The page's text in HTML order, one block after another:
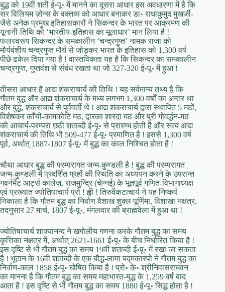
बुद्ध को 19वीं शती ई॰पू॰ में मानने का दूसरा आधार इस अवधारणा में है कि
सर विलियम ज़ोन्स के वक्तव्य को आधार बनाकर डा॰ राधाकुमुद मुखर्जी-
जैसे अनेक प्रमुख इतिहासकारों ने सिकन्दर के भारत पर आक्रमण की
यूनानी-तिथि को ‘भारतीय-इतिहास का मूलाधार’ मान लिया है !
फलस्वरूप सिकन्दर के समकालीन ‘चन्द्रगुप्त’ नामक राजा को
मौर्यवंशीय चन्द्रगुप्त मौर्य से जोड़कर भारत के इतिहास को 1,300 वर्ष
पीछे ढकेल दिया गया है ! वास्तविकता यह है कि सिकन्दर का समकालीन
चन्द्रगुप्त, गुप्तवंश से संबंध रखता था जो 327-320 ई॰पू॰ में हुआ !
तीसरा आधार है आद्य शंकराचार्य की तिथि ! यह सर्वमान्य तथ्य है कि
गौतम बुद्ध और आद्य शंकराचार्य के मध्य लगभग 1,300 वर्षों का अन्तर था
और बुद्ध, शंकराचार्य से पूर्ववर्ती थे ! आद्य शंकराचार्य द्वारा स्थापित 5 मठों,
विशेषकर काँची-कामकोटि मठ, द्वारका शारदा मठ और पुरी गोवर्द्धन-मठ
की आचार्य-परम्परा छठी शताब्दी ई॰पू॰ से प्रारम्भ होती है और स्वयं आद्य
शंकराचार्य की तिथि भी 509-477 ई॰पू॰ प्रमाणित है ! इससे 1,300 वर्ष
पूर्व, अर्थात् 1887-1807 ई॰पू॰ में बुद्ध का काल निश्चित होता है !
चौथा आधार बुद्ध की परम्परागत जन्म-कुण्डली है ! बुद्ध की परम्परागत
जन्म-कुण्डली में प्रदर्शित ग्रहों की स्थिति का अध्ययन करने के उपरान्त
गवर्नमेंट आर्ट्स कालेज़, राजमुन्द्रि (चेन्नई) के भूतपूर्व गणित-विभागाध्यक्ष
एवं प्रख्यात ज्योतिषाचार्य प्रो ! ह्वी ! तिरुवेंकटाचार्य ने यह निष्कर्ष
निकाला है कि गौतम बुद्ध का निर्वाण वैशाख शुक्ल पूर्णिमा, विशाखा नक्षत्र,
तदनुसार 27 मार्च, 1807 ई॰पू॰, मंगलवार की ब्राह्मवेला में हुआ था !
ज्योतिषाचार्य शाक्यानन्द ने खगोलीय गणना करके गौतम बुद्ध का समय
कृत्तिका नक्षत्र में, अर्थात् 2621-1661 ई॰पू॰ के बीच निर्धारित किया है !
इस दृष्टि से भी गौतम बुद्ध का समय 19वीं शताब्दी ई॰पू॰ में रखा जा सकता
है ! भूटान के 16वीं शताब्दी के एक बौद्ध-लामा पद्मकारपो ने गौतम बुद्ध का
निर्वाण-काल 1858 ई॰पू॰ घोषित किया है ! प्रो॰ के॰ श्रीनिवासराघवन
का मानना है कि गौतम बुद्ध का समय महाभारत-युद्ध के 1,259 वर्ष बाद
आता है ! इस दृष्टि से भी गौतम बुद्ध का समय 1880 ई॰पू॰ सिद्ध होता है !